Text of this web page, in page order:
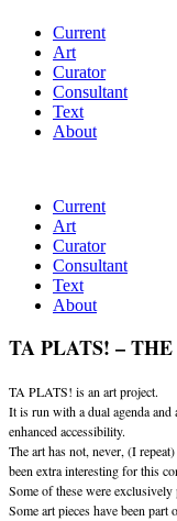
Current
Art
Curator
Consultant
Text
About
Current
Art
Curator
Consultant
Text
About
TA PLATS! –
TA PLATS! is an art project.
It is run with a dual agenda
enhanced accessibility.
The art has not, never, (I
been extra interesting for this
Some of these were
Some art pieces have been